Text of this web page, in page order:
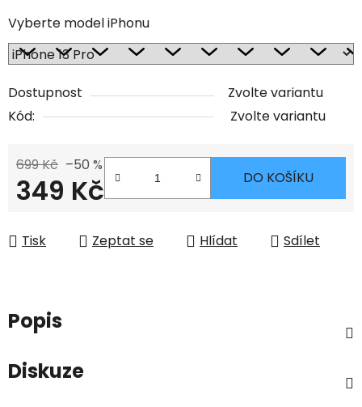
Vyberte model iPhonu
Dostupnost
Zvolte variantu
Kód:
Zvolte variantu
699 Kč –50 %
349 Kč DO KOŠÍKU
Tisk Zeptat se Hlídat Sdílet
Popis
Diskuze